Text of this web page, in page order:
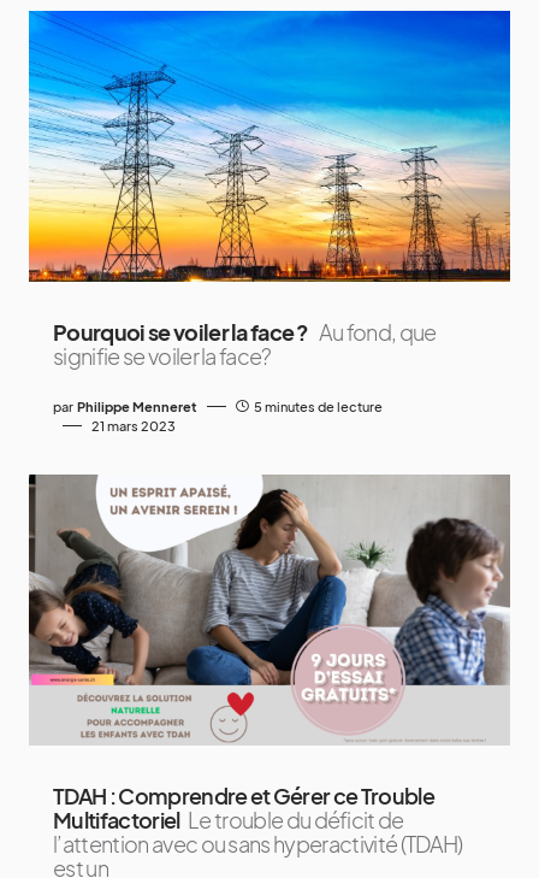
Pourquoi se voiler la face ? Au fond, que
signifie se voiler la face?
par Philippe Menneret
5 minutes de lecture
21 mars 2023
TDAH : Comprendre et Gérer ce Trouble
Multifactoriel Le trouble du déficit de
l’attention avec ou sans hyperactivité (TDAH)
est un